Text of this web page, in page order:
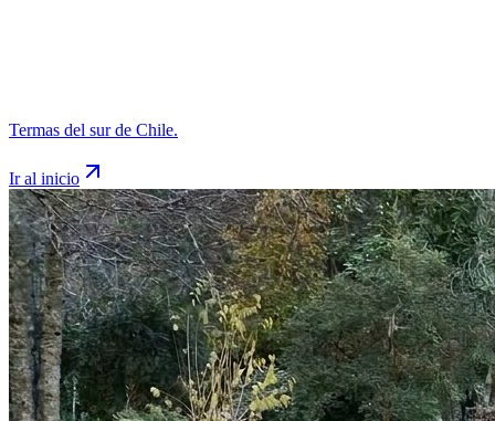
Termas del sur de Chile.
Ir al inicio